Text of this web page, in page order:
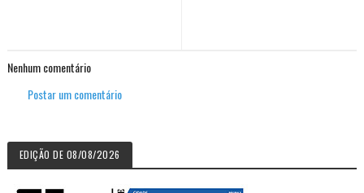
Nenhum comentário
Postar um comentário
EDIÇÃO DE 08/08/2026